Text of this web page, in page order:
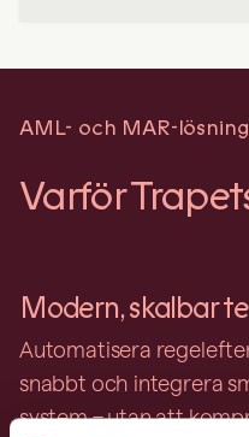
AML- och MAR-
Varför
Modern, skalbar
Automatisera
snabbt och integrera
system – utan att